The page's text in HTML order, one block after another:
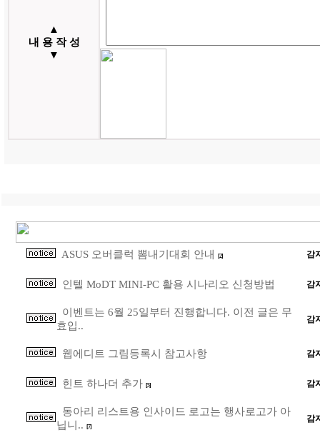
▲
내 용 작 성
▼
ASUS 오버클럭 뽐내기대회 안내 [2] 감
인텔 MoDT MINI-PC 활용 시나리오 신청방법 감
이벤트는 6월 25일부터 진행합니다. 이전 글은 무
효입..
감
웹에디트 그림등록시 참고사항 감
힌트 하나더 추가 [5] 감
동아리 리스트용 인사이드 로고는 행사로고가 아
닙니..
[7]
감